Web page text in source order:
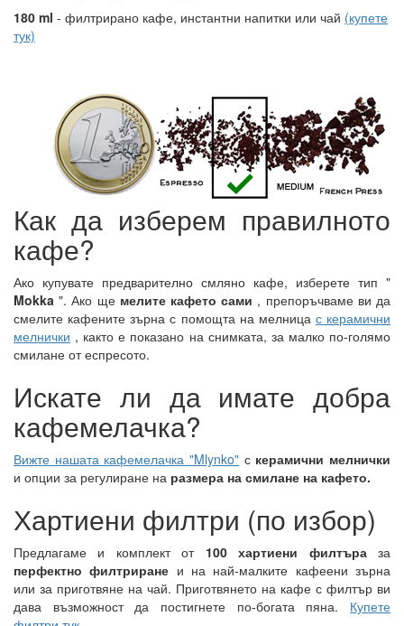
180 ml - филтрирано кафе, инстантни напитки или чай (купете
тук)
Как да изберем правилното
кафе?
Ако купувате предварително смляно кафе, изберете тип "
Mokka ". Ако ще мелите кафето сами , препоръчваме ви да
смелите кафените зърна с помощта на мелница с керамични
мелнички , както е показано на снимката, за малко по-голямо
смилане от еспресото.
Искате ли да имате добра
кафемелачка?
Вижте нашата кафемелачка "Mlynko" с керамични мелнички
и опции за регулиране на размера на смилане на кафето.
Хартиени филтри (по избор)
Предлагаме и комплект от 100 хартиени филтъраза
перфектно филтриране и на най-малките кафеени зърна
или за приготвяне на чай. Приготвянето на кафе с филтър ви
дава възможност да постигнете по-богата пяна. Купете